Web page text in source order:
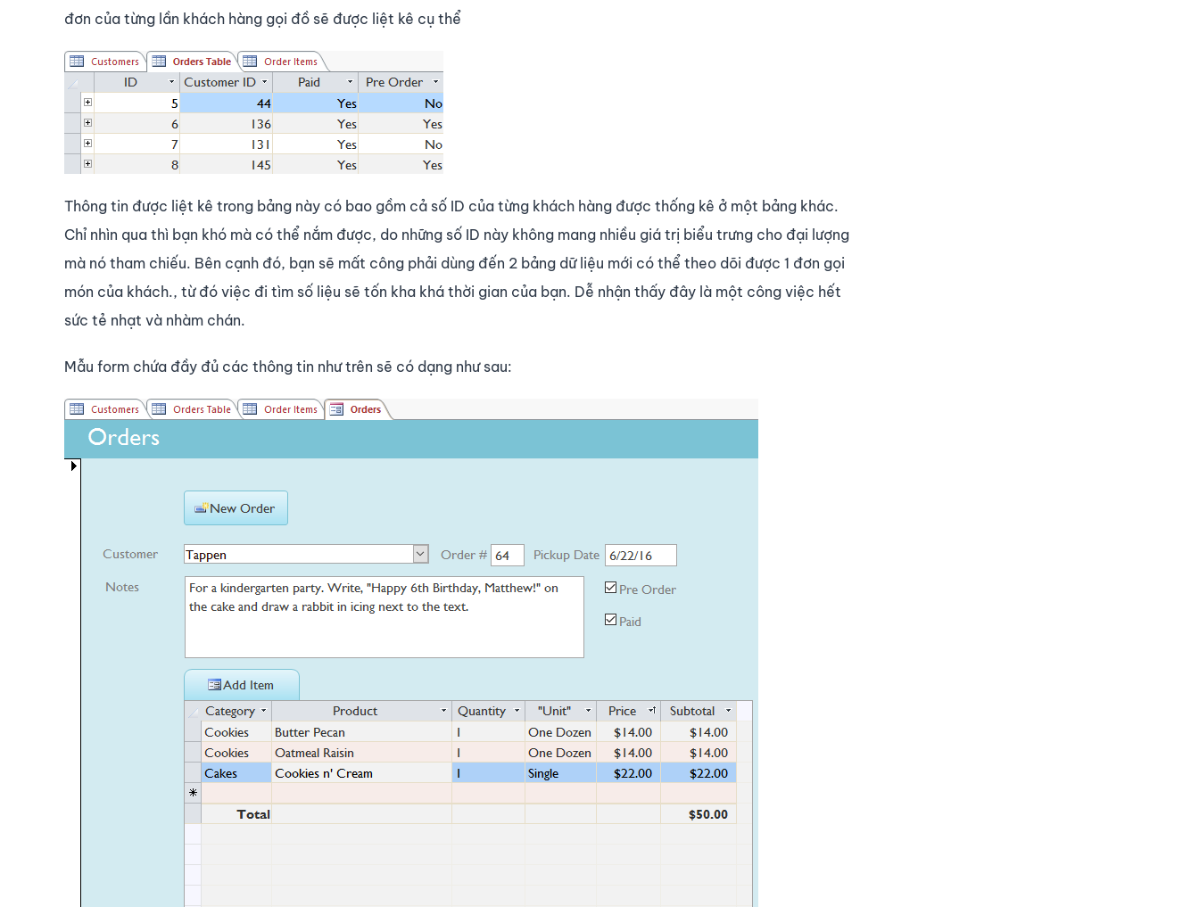
đơn của từng lần khách hàng gọi đồ sẽ được liệt kê cụ thể
Thông tin được liệt kê trong bảng này có bao gồm cả số ID của từng khách hàng được thống kê ở một bảng khác.
Chỉ nhìn qua thì bạn khó mà có thể nắm được, do những số ID này không mang nhiều giá trị biểu trưng cho đại lượng
mà nó tham chiếu. Bên cạnh đó, bạn sẽ mất công phải dùng đến 2 bảng dữ liệu mới có thể theo dõi được 1 đơn gọi
món của khách., từ đó việc đi tìm số liệu sẽ tốn kha khá thời gian của bạn. Dễ nhận thấy đây là một công việc hết
sức tẻ nhạt và nhàm chán.
Mẫu form chứa đầy đủ các thông tin như trên sẽ có dạng như sau: